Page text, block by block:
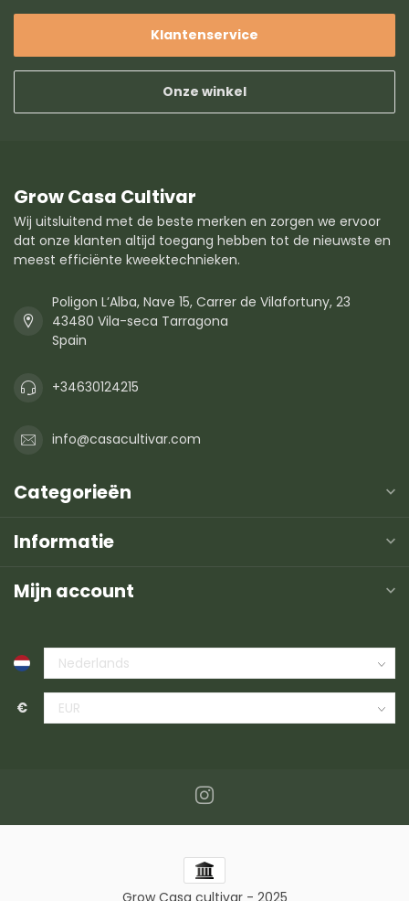
Klantenservice
Onze winkel
Grow Casa Cultivar
Wij uitsluitend met de beste merken en zorgen we ervoor
dat onze klanten altijd toegang hebben tot de nieuwste en
meest efficiënte kweektechnieken.
Poligon L’Alba, Nave 15, Carrer de Vilafortuny, 23
43480 Vila-seca Tarragona
Spain
+34630124215
info@casacultivar.com
Categorieën
Informatie
Mijn account
€
Grow Casa cultivar - 2025